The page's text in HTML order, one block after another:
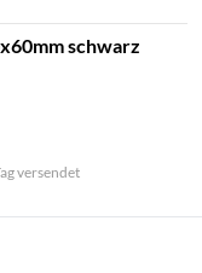
schwarz
versendet